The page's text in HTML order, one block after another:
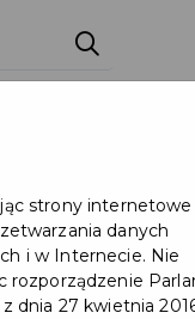
strony internetowe
danych
i w Internecie. Nie
rozporządzenie
dnia 27 kwietnia